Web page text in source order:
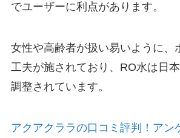
でユーザーに利点があります。
女性や高齢者が扱い易いように、
工夫が施されており、 RO水は日
調整されています。
アクアクララの口コミ評判！アン